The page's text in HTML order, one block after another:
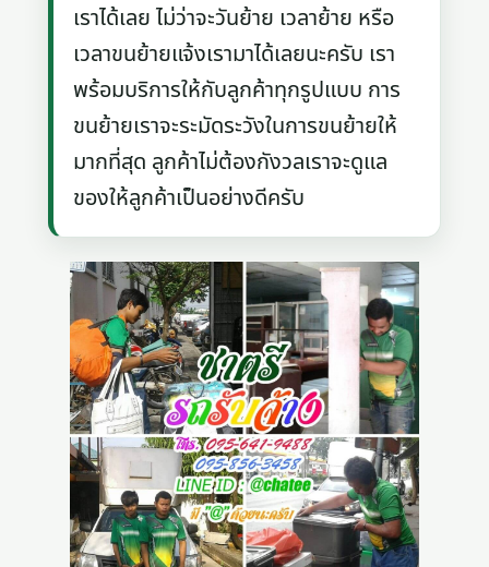
เราได้เลย ไม่ว่าจะวันย้าย เวลาย้าย หรือ
เวลาขนย้ายแจ้งเรามาได้เลยนะครับ เรา
พร้อมบริการให้กับลูกค้าทุกรูปแบบ การ
ขนย้ายเราจะระมัดระวังในการขนย้ายให้
มากที่สุด ลูกค้าไม่ต้องกังวลเราจะดูแล
ของให้ลูกค้าเป็นอย่างดีครับ